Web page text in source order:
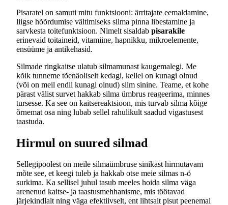
Pisaratel on samuti mitu funktsiooni: ärritajate eemaldamine,
liigse hõõrdumise vältimiseks silma pinna libestamine ja
sarvkesta toitefunktsioon. Nimelt sisaldab pisarakile
erinevaid toitaineid, vitamiine, hapnikku, mikroelemente,
ensüüme ja antikehasid.
Silmade ringkaitse ulatub silmamunast kaugemalegi. Me
kõik tunneme tõenäoliselt kedagi, kellel on kunagi olnud
(või on meil endil kunagi olnud) silm sinine. Teame, et kohe
pärast välist survet hakkab silma ümbrus reageerima, minnes
tursesse. Ka see on kaitsereaktsioon, mis turvab silma kõige
õrnemat osa ning lubab sellel rahulikult saadud vigastusest
taastuda.
Hirmul on suured silmad
Sellegipoolest on meile silmaümbruse sinikast hirmutavam
mõte see, et keegi tuleb ja hakkab otse meie silmas n-ö
surkima. Ka sellisel juhul tasub meeles hoida silma väga
arenenud kaitse- ja taastusmehhanisme, mis töötavad
järjekindlalt ning väga efektiivselt, ent lihtsalt pisut peenemal